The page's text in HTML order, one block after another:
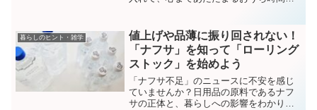
暮らしのヒント・雑学
値上げや品薄に振り回されない！
「ナフサ」を知って「ローリング
ストック」を始めよう
「ナフサ不足」のニュースに不安を感じ
ていませんか？日用品の原料であるナフ
サの正体と、暮らしへの影響をわかりや